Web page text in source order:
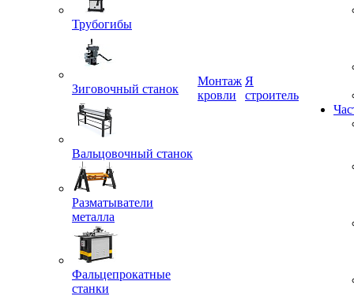
Трубогибы
Зиговочный станок
Вальцовочный станок
Разматыватели
металла
Фальцепрокатные
станки
Монтаж
кровли
Я
строитель